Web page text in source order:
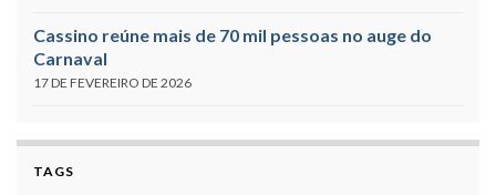
Cassino reúne mais de 70 mil pessoas no auge do
Carnaval
17 DE FEVEREIRO DE 2026
TAGS